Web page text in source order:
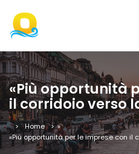
«Più opportunità
il corridoio verso
Home
»
«Più opportunità per le imprese con il